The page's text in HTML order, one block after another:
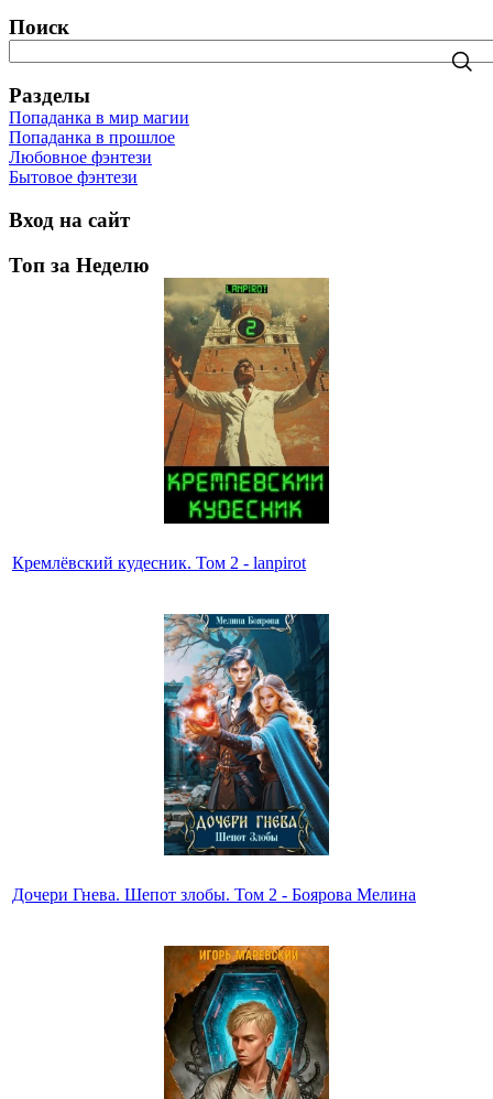
Поиск
Разделы
Попаданка в мир магии
Попаданка в прошлое
Любовное фэнтези
Бытовое фэнтези
Вход на сайт
Топ за Неделю
Кремлёвский кудесник. Том 2 - lanpirot
Дочери Гнева. Шепот злобы. Том 2 - Боярова Мелина